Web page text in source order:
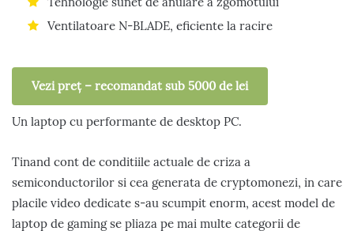
Ventilatoare N-BLADE, eficiente la racire
Vezi preț – recomandat sub 5000 de lei
Un laptop cu performante de desktop PC.
Tinand cont de conditiile actuale de criza a
semiconductorilor si cea generata de cryptomonezi, in care
placile video dedicate s-au scumpit enorm, acest model de
laptop de gaming se pliaza pe mai multe categorii de